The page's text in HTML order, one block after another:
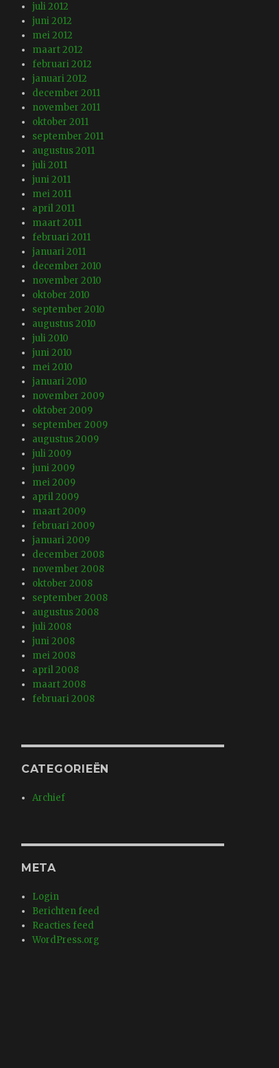
juli 2012
juni 2012
mei 2012
maart 2012
februari 2012
januari 2012
december 2011
november 2011
oktober 2011
september 2011
augustus 2011
juli 2011
juni 2011
mei 2011
april 2011
maart 2011
februari 2011
januari 2011
december 2010
november 2010
oktober 2010
september 2010
augustus 2010
juli 2010
juni 2010
mei 2010
januari 2010
november 2009
oktober 2009
september 2009
augustus 2009
juli 2009
juni 2009
mei 2009
april 2009
maart 2009
februari 2009
januari 2009
december 2008
november 2008
oktober 2008
september 2008
augustus 2008
juli 2008
juni 2008
mei 2008
april 2008
maart 2008
februari 2008
CATEGORIEËN
Archief
META
Login
Berichten feed
Reacties feed
WordPress.org